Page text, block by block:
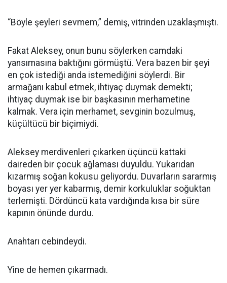
“Böyle şeyleri sevmem,” demiş, vitrinden uzaklaşmıştı.
Fakat Aleksey, onun bunu söylerken camdaki
yansımasına baktığını görmüştü. Vera bazen bir şeyi
en çok istediği anda istemediğini söylerdi. Bir
armağanı kabul etmek, ihtiyaç duymak demekti;
ihtiyaç duymak ise bir başkasının merhametine
kalmak. Vera için merhamet, sevginin bozulmuş,
küçültücü bir biçimiydi.
Aleksey merdivenleri çıkarken üçüncü kattaki
daireden bir çocuk ağlaması duyuldu. Yukarıdan
kızarmış soğan kokusu geliyordu. Duvarların sararmış
boyası yer yer kabarmış, demir korkuluklar soğuktan
terlemişti. Dördüncü kata vardığında kısa bir süre
kapının önünde durdu.
Anahtarı cebindeydi.
Yine de hemen çıkarmadı.